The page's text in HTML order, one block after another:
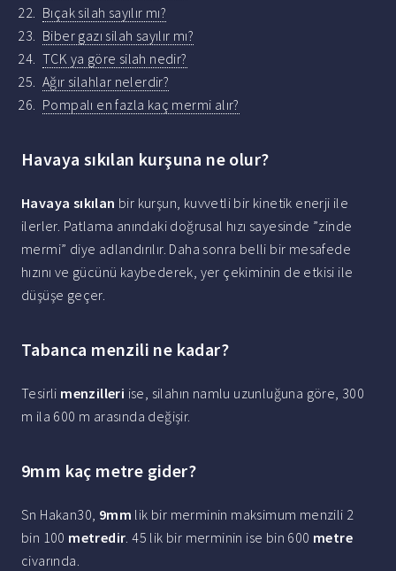
Bıçak silah sayılır mı?
Biber gazı silah sayılır mı?
TCK ya göre silah nedir?
Ağır silahlar nelerdir?
Pompalı en fazla kaç mermi alır?
Havaya sıkılan kurşuna ne olur?
Havaya sıkılan bir kurşun, kuvvetli bir kinetik enerji ile
ilerler. Patlama anındaki doğrusal hızı sayesinde ”zinde
mermi” diye adlandırılır. Daha sonra belli bir mesafede
hızını ve gücünü kaybederek, yer çekiminin de etkisi ile
düşüşe geçer.
Tabanca menzili ne kadar?
Tesirli menzilleri ise, silahın namlu uzunluğuna göre, 300
m ila 600 m arasında değişir.
9mm kaç metre gider?
Sn Hakan30, 9mm lik bir merminin maksimum menzili 2
bin 100 metredir. 45 lik bir merminin ise bin 600 metre
civarında.